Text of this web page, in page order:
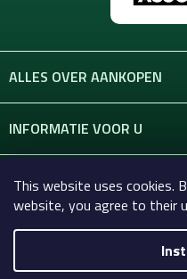
This website uses cookies.
website, you agree to their
ALLES OVER AANKOPEN
INFORMATIE VOOR U
CONTACT
Copyright 2026Celtic-